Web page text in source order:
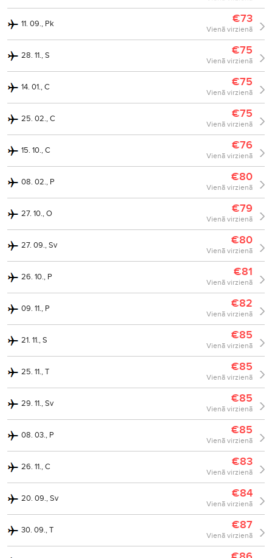
11. 09., Pk €73
Vienā virzienā
28. 11., S €75
Vienā virzienā
14. 01., C €75
Vienā virzienā
25. 02., C €75
Vienā virzienā
15. 10., C €76
Vienā virzienā
08. 02., P €80
Vienā virzienā
27. 10., O €79
Vienā virzienā
27. 09., Sv €80
Vienā virzienā
26. 10., P €81
Vienā virzienā
09. 11., P €82
Vienā virzienā
21. 11., S €85
Vienā virzienā
25. 11., T €85
Vienā virzienā
29. 11., Sv €85
Vienā virzienā
08. 03., P €85
Vienā virzienā
26. 11., C €83
Vienā virzienā
20. 09., Sv €84
Vienā virzienā
30. 09., T €87
Vienā virzienā